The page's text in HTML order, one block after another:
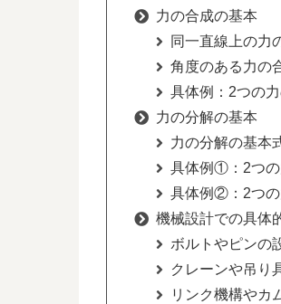
力の合成の基本
同一直線上の力
角度のある力の
具体例：2つの
力の分解の基本
力の分解の基本
具体例①：2つの
具体例②：2つの
機械設計での具体
ボルトやピンの
クレーンや吊り
リンク機構やカ